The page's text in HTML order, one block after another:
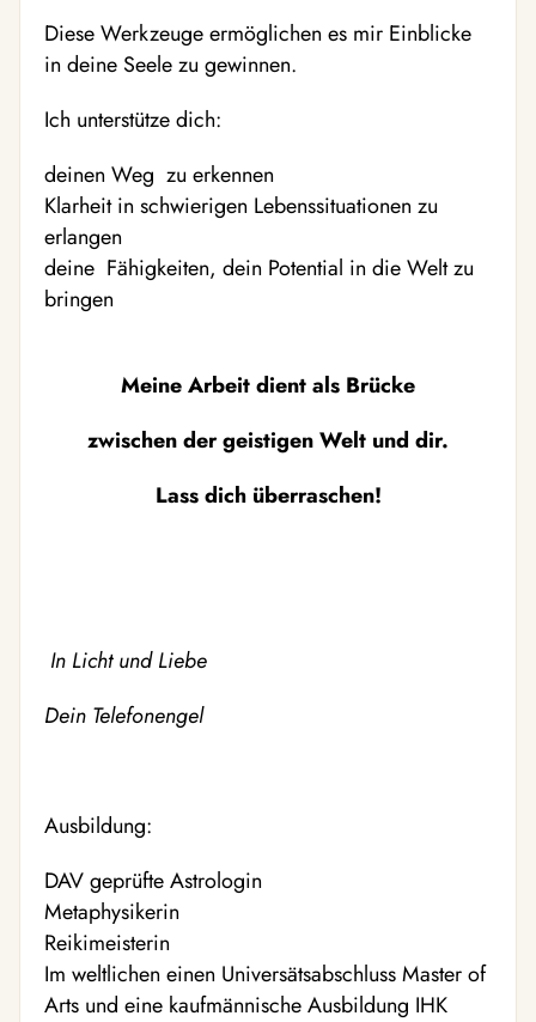
Diese Werkzeuge ermöglichen es mir Einblicke
in deine Seele zu gewinnen.
Ich unterstütze dich:
deinen Weg zu erkennen
Klarheit in schwierigen Lebenssituationen zu
erlangen
deine Fähigkeiten, dein Potential in die Welt zu
bringen
Meine Arbeit dient als Brücke
zwischen der geistigen Welt und dir.
Lass dich überraschen!
In Licht und Liebe
Dein Telefonengel
Ausbildung:
DAV geprüfte Astrologin
Metaphysikerin
Reikimeisterin
Im weltlichen einen Universätsabschluss Master of
Arts und eine kaufmännische Ausbildung IHK